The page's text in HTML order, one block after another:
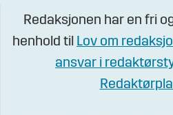
Redaksjonen har en fri
henhold til Lov om
ansvar i